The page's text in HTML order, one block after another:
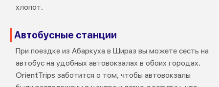
хлопот.
Автобусные станции
При поездке из Абаркуха в Шираз вы можете сесть на
автобус на удобных автовокзалах в обоих городах.
OrientTrips заботится о том, чтобы автовокзалы